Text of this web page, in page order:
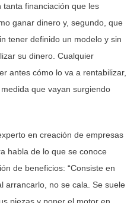
financiación que les
ganar dinero y, segundo, que
tener definido un modelo y sin
su dinero. Cualquier
antes cómo lo va a rentabilizar,
que vayan surgiendo
en creación de empresas
habla de lo que se conoce
de beneficios: “Consiste en
arrancarlo, no se cala. Se suele